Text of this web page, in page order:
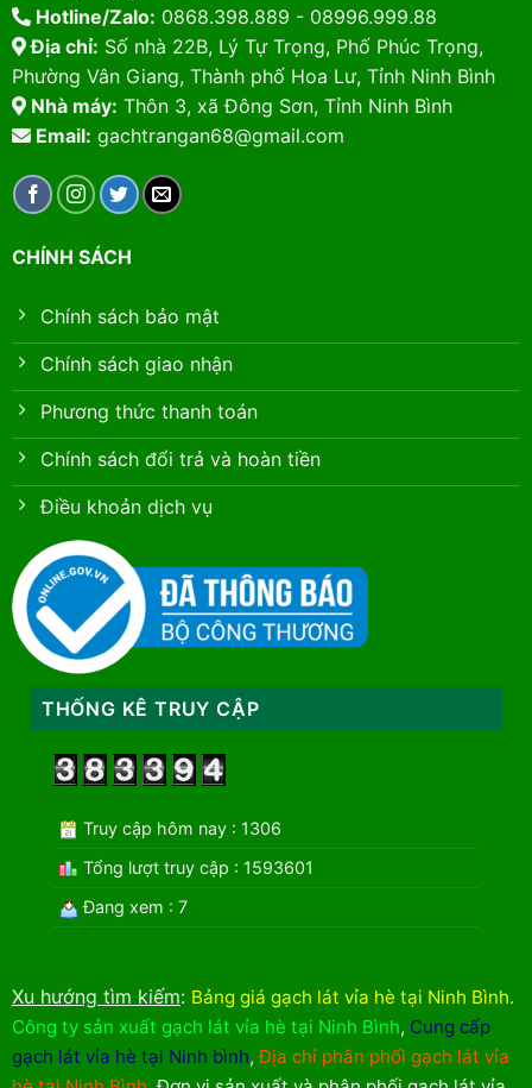
Hotline/Zalo: 0868.398.889 - 08996.999.88
Địa chỉ: Số nhà 22B, Lý Tự Trọng, Phố Phúc Trọng,
Phường Vân Giang, Thành phố Hoa Lư, Tỉnh Ninh Bình
Nhà máy: Thôn 3, xã Đông Sơn, Tỉnh Ninh Bình
Email: gachtrangan68@gmail.com
CHÍNH SÁCH
Chính sách bảo mật
Chính sách giao nhận
Phương thức thanh toán
Chính sách đổi trả và hoàn tiền
Điều khoản dịch vụ
THỐNG KÊ TRUY CẬP
Truy cập hôm nay : 1306
Tổng lượt truy cập : 1593601
Đang xem : 7
Xu hướng tìm kiếm: Bảng giá gạch lát vỉa hè tại Ninh Bình.
Công ty sản xuất gạch lát vỉa hè tại Ninh Bình, Cung cấp
gạch lát vỉa hè tại Ninh bình,Địa chỉ phân phối gạch lát vỉa